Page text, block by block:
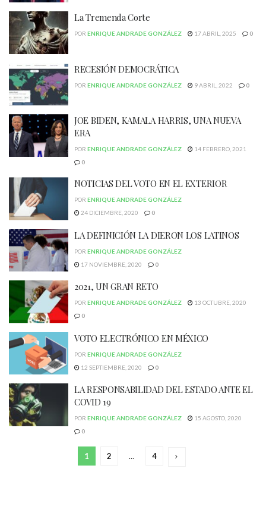
La Tremenda Corte
POR ENRIQUE ANDRADE GONZÁLEZ 17 ABRIL, 2025 0
RECESIÓN DEMOCRÁTICA
POR ENRIQUE ANDRADE GONZÁLEZ 9 ABRIL, 2022 0
JOE BIDEN, KAMALA HARRIS, UNA NUEVA
ERA
POR ENRIQUE ANDRADE GONZÁLEZ
14 FEBRERO, 2021
0
NOTICIAS DEL VOTO EN EL EXTERIOR
POR ENRIQUE ANDRADE GONZÁLEZ
24 DICIEMBRE, 2020
0
LA DEFINICIÓN LA DIERON LOS LATINOS
POR ENRIQUE ANDRADE GONZÁLEZ
17 NOVIEMBRE, 2020
0
2021, UN GRAN RETO
POR ENRIQUE ANDRADE GONZÁLEZ
13 OCTUBRE, 2020
0
VOTO ELECTRÓNICO EN MÉXICO
POR ENRIQUE ANDRADE GONZÁLEZ
12 SEPTIEMBRE, 2020
0
LA RESPONSABILIDAD DEL ESTADO ANTE EL
COVID 19
POR ENRIQUE ANDRADE GONZÁLEZ
15 AGOSTO, 2020
0
1 2 … 4